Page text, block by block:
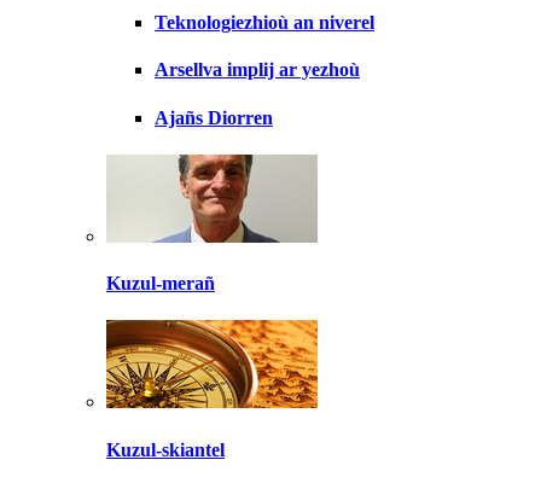
Teknologiezhioù an niverel
Arsellva implij ar yezhoù
Ajañs Diorren
Kuzul-merañ
Kuzul-skiantel